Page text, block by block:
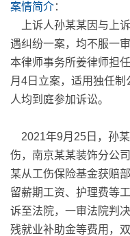
案情简介：
上诉人孙某某因与上
遇纠纷一案，均不服一
本律师事务所姜律师担
月4日立案，适用独任
人均到庭参加诉讼。
2021年9月25日，孙
伤，南京某某装饰分公
某从工伤保险基金获赔
留薪期工资、护理费等
诉至法院，一审法院判
残就业补助金等费用，